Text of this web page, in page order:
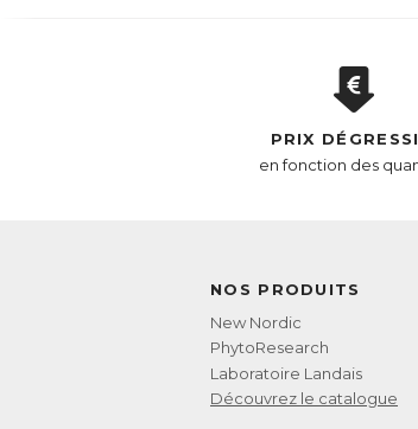
PRIX
en fonction des
NOS PRODUITS
New Nordic
PhytoResearch
Laboratoire Landais
Découvrez le catalogue